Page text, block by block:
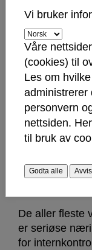
Må ha
samle inn
innføre
samler inn
Dette gjelder
privat selskap
De aller fleste
er seriøse
for
Vi bruker
Våre
(cookies) til
Les om
personvern
nettsiden.
til bruk av
Godta alle